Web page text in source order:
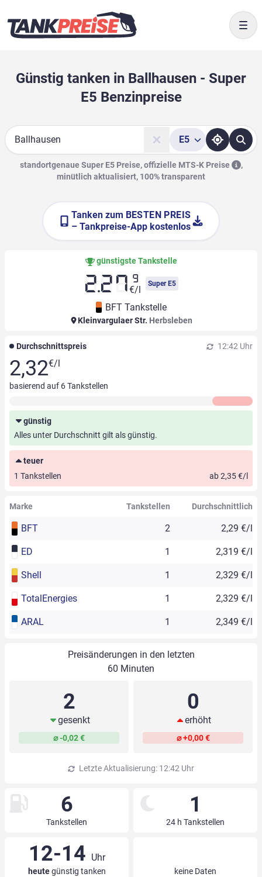
Günstig tanken in Ballhausen - Super
E5 Benzinpreise
Suche
E5
standortgenaue Super E5 Preise, offizielle MTS-K Preise
,
minütlich aktualisiert, 100% transparent
Tanken zum BESTEN PREIS
– Tankpreise-App kostenlos
günstigste Tankstelle
2.27 9
€/l
Super E5
BFT Tankstelle
Kleinvargulaer Str. Herbsleben
Durchschnittspreis 12:42 Uhr
2,32€/l
basierend auf 6Tankstellen
günstig
Alles unter Durchschnitt gilt als günstig.
teuer
1 Tankstellen
ab 2,35 €/l
Marke Tankstellen Durchschnittlich
BFT 2 2,29 €/l
ED 1 2,319 €/l
Shell 1 2,329 €/l
TotalEnergies 1 2,329 €/l
ARAL 1 2,349 €/l
Preisänderungen in den letzten
60 Minuten
2
gesenkt
⌀ -0,02 €
0
erhöht
⌀ +0,00 €
Letzte Aktualisierung: 12:42 Uhr
6
Tankstellen
1
24 h Tankstellen
12-14 Uhr
heutegünstig tanken keine Daten